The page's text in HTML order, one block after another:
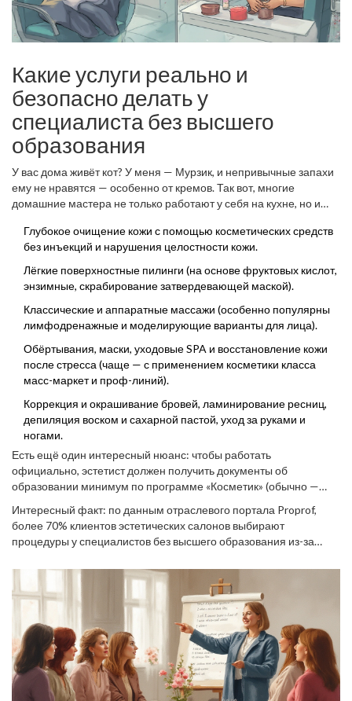
Какие услуги реально и
безопасно делать у
специалиста без высшего
образования
У вас дома живёт кот? У меня — Мурзик, и непривычные запахи
ему не нравятся — особенно от кремов. Так вот, многие
домашние мастера не только работают у себя на кухне, но и
главное: важно, чтобы услуги соответствовали уровню
подготовки. Вот что реально и по закону могут делать
«косметологи» без высшего медобразования:
Глубокое очищение кожи с помощью косметических средств
без инъекций и нарушения целостности кожи.
Лёгкие поверхностные пилинги (на основе фруктовых кислот,
энзимные, скрабирование затвердевающей маской).
Классические и аппаратные массажи (особенно популярны
лимфодренажные и моделирующие варианты для лица).
Обёртывания, маски, уходовые SPA и восстановление кожи
после стресса (чаще — с применением косметики класса
масс-маркет и проф-линий).
Коррекция и окрашивание бровей, ламинирование ресниц,
депиляция воском и сахарной пастой, уход за руками и
ногами.
Есть ещё один интересный нюанс: чтобы работать
официально, эстетист должен получить документы об
образовании минимум по программе «Косметик» (обычно —
дипломом). Многие опытные мастера в Москве и Петербурге
выбирают курсы при школах эстетической медицины — они
проходят госаккредитацию. Для работы требуется медицинская
новокаиновая блокада, ботокс, сложные химические пилинги —
всё это находится за пределами их юридических прав. Это
важно, ведь нарываться на самодеятельность именно тут
опаснее всего.
Интересный факт: по данным отраслевого портала Proprof,
более 70% клиентов эстетических салонов выбирают
процедуры у специалистов без высшего образования из-за
потому что «подружка посоветовала». Кстати, среди таких
мастеров часто встречаются настоящие перфекционисты,
которые даже приобретали ультразвуковые скраберы и
обучались дерматоскопии за свой счёт.